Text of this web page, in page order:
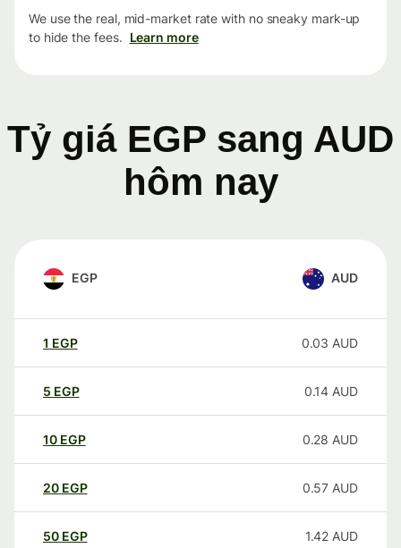
We use the real, mid-market rate with no sneaky mark-up
to hide the fees. Learn more
Tỷ giá EGP sang AUD
hôm nay
EGP AUD
1 EGP 0.03 AUD
5 EGP 0.14 AUD
10 EGP 0.28 AUD
20 EGP 0.57 AUD
50 EGP 1.42 AUD